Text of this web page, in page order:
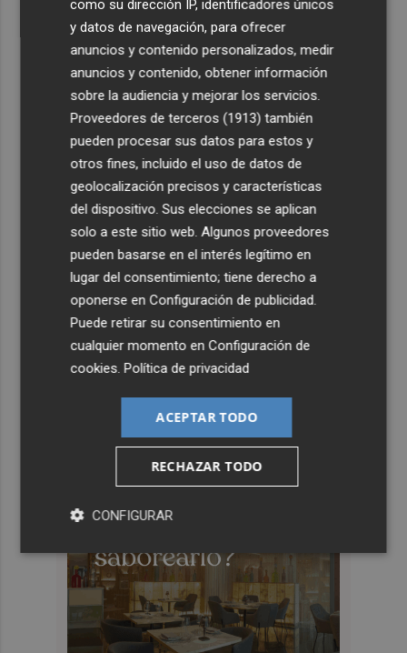
como su dirección IP, identificadores únicos
y datos de navegación, para ofrecer
anuncios y contenido personalizados, medir
anuncios y contenido, obtener información
sobre la audiencia y mejorar los servicios.
Proveedores de terceros (1913) también
pueden procesar sus datos para estos y
otros fines, incluido el uso de datos de
geolocalización precisos y características
del dispositivo. Sus elecciones se aplican
solo a este sitio web. Algunos proveedores
pueden basarse en el interés legítimo en
lugar del consentimiento; tiene derecho a
oponerse enConfiguración de publicidad
Puede retirar su consentimiento en
cualquier momento enConfiguración de
cookies .Política de privacidad
ACEPTAR TODO
RECHAZAR TODO
CONFIGURAR